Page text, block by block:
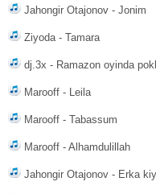
Jahongir Otajonov - Jonim
Ziyoda - Tamara
dj.3x - Ramazon oyinda
Marooff - Leila
Marooff - Tabassum
Marooff - Alhamdulillah
Jahongir Otajonov - Erka